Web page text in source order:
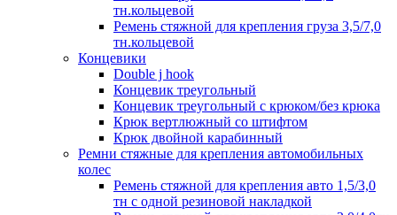
тн.кольцевой
Ремень стяжной для крепления груза 3,5/7,0
тн.кольцевой
Концевики
Double j hook
Концевик треугольный
Концевик треугольный с крюком/без крюка
Крюк вертлюжный со штифтом
Крюк двойной карабинный
Ремни стяжные для крепления автомобильных
колес
Ремень стяжной для крепления авто 1,5/3,0
тн с одной резиновой накладкой